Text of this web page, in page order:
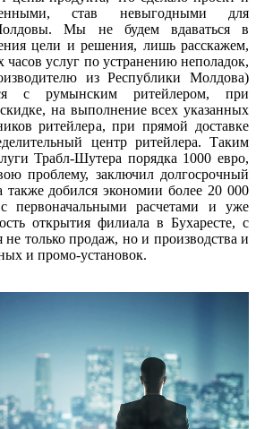
став невыгодными для
Мы не будем вдаваться в
цели и решения, лишь расскажем,
услуг по устранению неполадок,
из Республики Молдова)
с румынским ритейлером, при
на выполнение всех указанных
ритейлера, при прямой доставке
центр ритейлера. Таким
Трабл-Шутера порядка 1000 евро,
проблему, заключил долгосрочный
также добился экономии более 20 000
первоначальными расчетами и уже
открытия филиала в Бухаресте, с
не только продаж, но и производства и
и промо-установок.